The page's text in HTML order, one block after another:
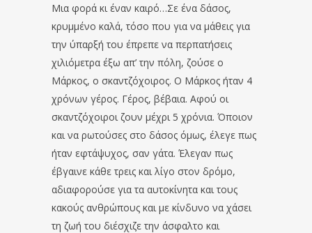
Μια φορά κι έναν καιρό…Σε ένα δάσος,
κρυμμένο καλά, τόσο που για να μάθεις για
την ύπαρξή του έπρεπε να περπατήσεις
χιλιόμετρα έξω απ’ την πόλη, ζούσε ο
Μάρκος, ο σκαντζόχοιρος. Ο Μάρκος ήταν 4
χρόνων γέρος. Γέρος, βέβαια. Αφού οι
σκαντζόχοιροι ζουν μέχρι 5 χρόνια. Όποιον
και να ρωτούσες στο δάσος όμως, έλεγε πως
ήταν εφτάψυχος, σαν γάτα. Έλεγαν πως
έβγαινε κάθε τρεις και λίγο στον δρόμο,
αδιαφορούσε για τα αυτοκίνητα και τους
κακούς ανθρώπους και με κίνδυνο να χάσει
τη ζωή του διέσχιζε την άσφαλτο και